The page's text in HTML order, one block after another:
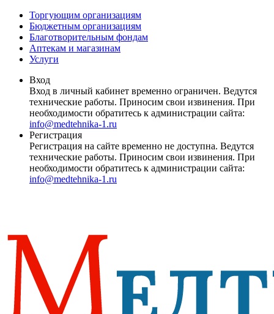
Торгующим организациям
Бюджетным организациям
Благотворительным фондам
Аптекам и магазинам
Услуги
Вход
Вход в личный кабинет временно ограничен. Ведутся
технические работы. Приносим свои извинения. При
необходимости обратитесь к администрации сайта:
info@medtehnika-1.ru
Регистрация
Регистрация на сайте временно не доступна. Ведутся
технические работы. Приносим свои извинения. При
необходимости обратитесь к администрации сайта:
info@medtehnika-1.ru